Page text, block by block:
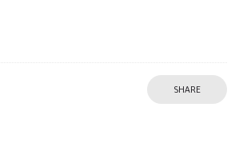
SHARE